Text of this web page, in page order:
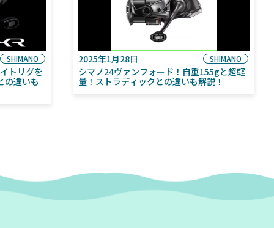
SHIMANO
トリグを
の違いも
2025年1月28日 SHIMANO
シマノ24ヴァンフォード！自重155gと超軽
量！ストラディックとの違いも解説！